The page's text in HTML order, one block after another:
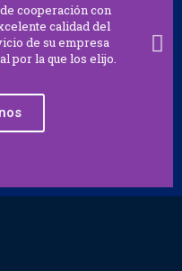
cooperación con
calidad del
de su empresa
por la que los elijo.